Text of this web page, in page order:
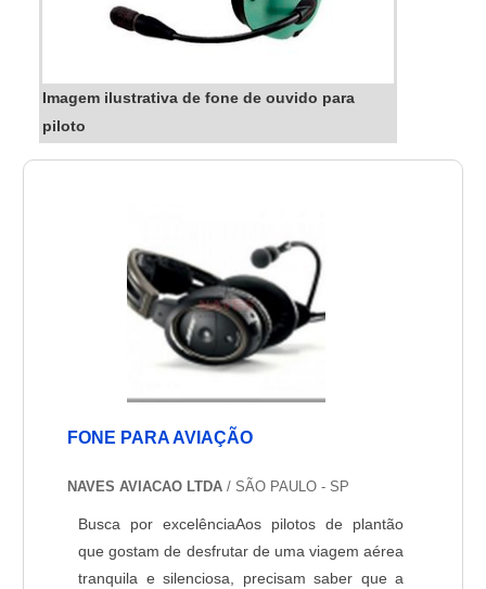
Imagem ilustrativa de fone de ouvido para
piloto
FONE PARA AVIAÇÃO
NAVES AVIACAO LTDA / SÃO PAULO - SP
Busca por excelênciaAos pilotos de plantão
que gostam de desfrutar de uma viagem aérea
tranquila e silenciosa, precisam saber que a